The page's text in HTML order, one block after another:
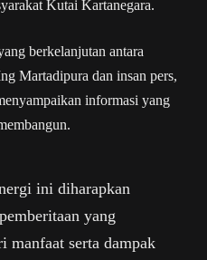
Kutai Kartanegara.
berkelanjutan antara
Martadipura dan insan pers,
informasi yang
ini diharapkan
yang
manfaat serta dampak